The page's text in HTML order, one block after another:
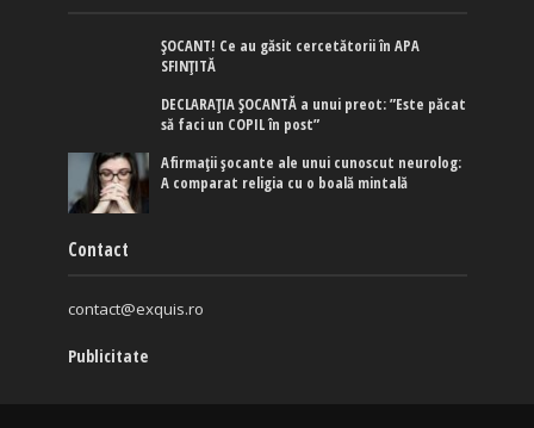
ȘOCANT! Ce au găsit cercetătorii în APA
SFINȚITĂ
DECLARAȚIA ȘOCANTĂ a unui preot: ”Este păcat
să faci un COPIL în post”
Afirmaţii şocante ale unui cunoscut neurolog:
A comparat religia cu o boală mintală
Contact
contact@exquis.ro
Publicitate